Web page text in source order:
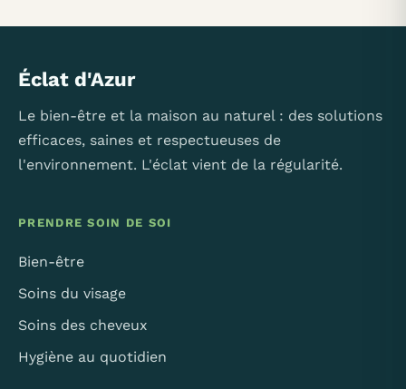
Éclat d'Azur
Le bien-être et la maison au naturel : des solutions
efficaces, saines et respectueuses de
l'environnement. L'éclat vient de la régularité.
PRENDRE SOIN DE SOI
Bien-être
Soins du visage
Soins des cheveux
Hygiène au quotidien